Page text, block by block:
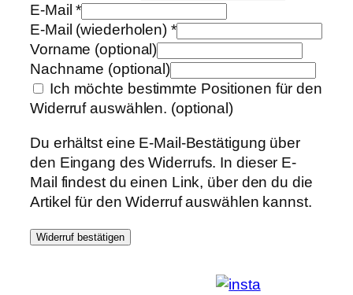
E-Mail*
E-Mail (wiederholen) *
Vorname (optional)
Nachname (optional)
Ich möchte bestimmte Positionen für den
Widerruf auswählen. (optional)
Du erhältst eine E-Mail-Bestätigung über
den Eingang des Widerrufs. In dieser E-
Mail findest du einen Link, über den du die
Artikel für den Widerruf auswählen kannst.
Widerruf bestätigen